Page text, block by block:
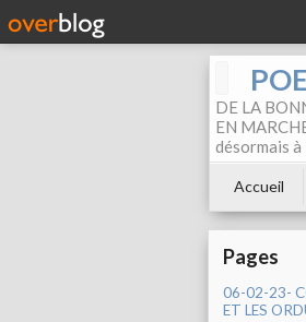
DE LA
EN
désormais
Accueil
Pages
06-02-23-
ET LES